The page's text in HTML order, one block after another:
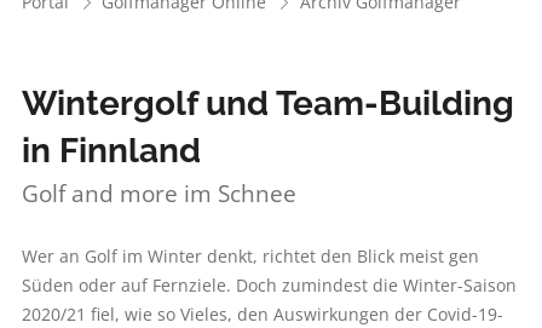
Wintergolf und Team-Building
in Finnland
Golf and more im Schnee
Wer an Golf im Winter denkt, richtet den Blick meist gen
Süden oder auf Fernziele. Doch zumindest die Winter-Saison
2020/21 fiel, wie so Vieles, den Auswirkungen der Covid-19-